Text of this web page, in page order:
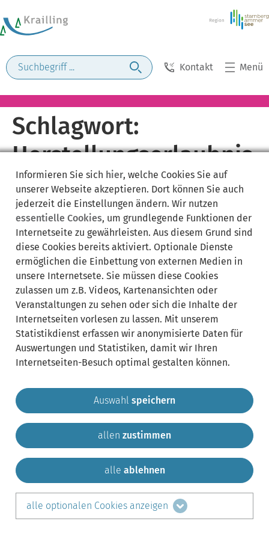
Kontakt Menü
Schlagwort:
Herstellungserlaubnis
Gemeinde Krailling Impressum
Sitemap
Kontakt
teilen auf:
LinkedIn
Informieren Sie sich hier, welche Cookies Sie auf
unserer Webseite akzeptieren. Dort können Sie auch
jederzeit die Einstellungen ändern. Wir nutzen
essentielle Cookies, um grundlegende Funktionen der
Internetseite zu gewährleisten. Aus diesem Grund sind
diese Cookies bereits aktiviert. Optionale Dienste
ermöglichen die Einbettung von externen Medien in
unsere Internetsete. Sie müssen diese Cookies
zulassen um z.B. Videos, Kartenansichten oder
Veranstaltungen zu sehen oder sich die Inhalte der
Internetseiten vorlesen zu lassen. Mit unserem
Statistikdienst erfassen wir anonymisierte Daten für
Auswertungen und Statistiken, damit wir Ihren
Internetseiten-Besuch optimal gestalten können.
Auswahl speichern
allen zustimmen
alle ablehnen
alle optionalen Cookies anzeigen